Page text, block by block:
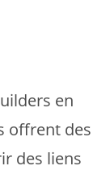
en
offrent des
des liens